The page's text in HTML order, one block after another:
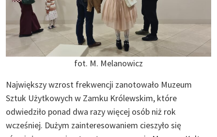
fot. M. Melanowicz
Największy wzrost frekwencji zanotowało Muzeum
Sztuk Użytkowych w Zamku Królewskim, które
odwiedziło ponad dwa razy więcej osób niż rok
wcześniej. Dużym zainteresowaniem cieszyło się